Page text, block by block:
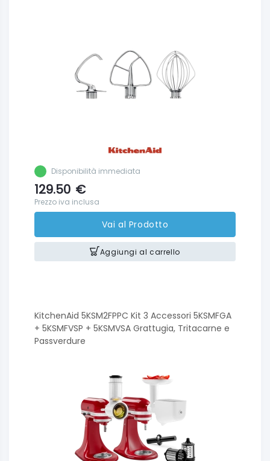
Disponibilità immediata
129.50 €
Prezzo iva inclusa
Vai al Prodotto
Aggiungi al carrello
KitchenAid 5KSM2FPPC Kit 3 Accessori 5KSMFGA
+ 5KSMFVSP + 5KSMVSA Grattugia, Tritacarne e
Passverdure